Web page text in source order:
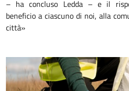
– ha concluso Ledda – e il
beneficio a ciascuno di noi, alla
città»